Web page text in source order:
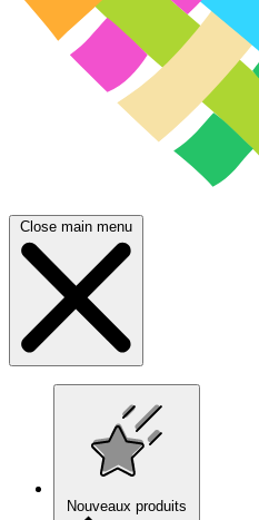
Close main menu
Nouveaux produits